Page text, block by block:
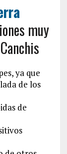
muy
ya que
de los
de